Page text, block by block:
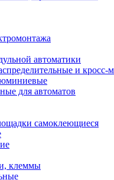
автоматики
и кросс-
для автоматов
самоклеющиеся
клеммы